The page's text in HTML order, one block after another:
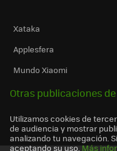
Xataka
Applesfera
Mundo Xiaomi
Otras publicaciones
Utilizamos cookies de
de audiencia y mostrar
analizando tu navegación.
aceptando su uso. Más